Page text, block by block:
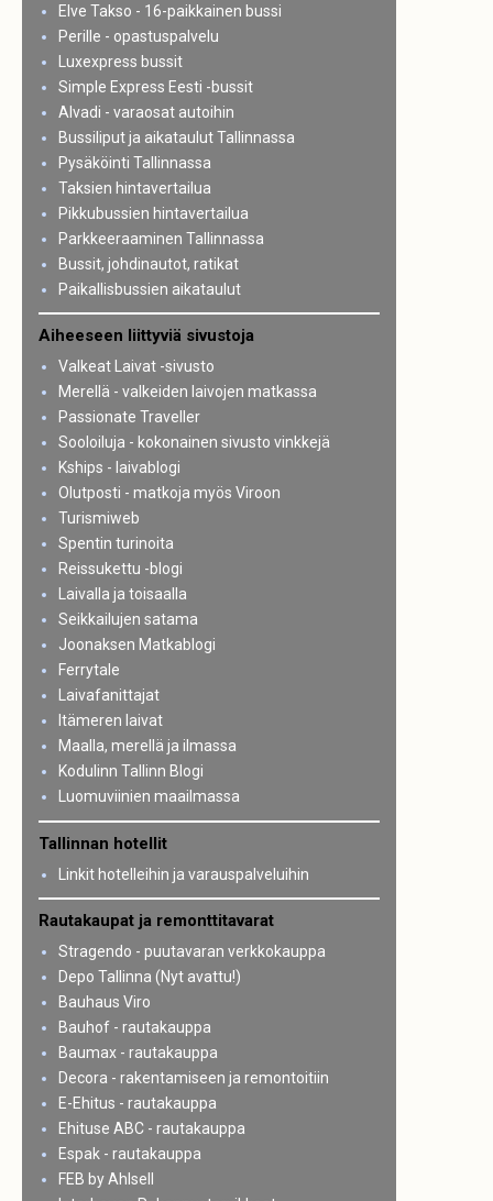
Elve Takso - 16-paikkainen bussi
Perille - opastuspalvelu
Luxexpress bussit
Simple Express Eesti -bussit
Alvadi - varaosat autoihin
Bussiliput ja aikataulut Tallinnassa
Pysäköinti Tallinnassa
Taksien hintavertailua
Pikkubussien hintavertailua
Parkkeeraaminen Tallinnassa
Bussit, johdinautot, ratikat
Paikallisbussien aikataulut
Aiheeseen liittyviä sivustoja
Valkeat Laivat -sivusto
Merellä - valkeiden laivojen matkassa
Passionate Traveller
Sooloiluja - kokonainen sivusto vinkkejä
Kships - laivablogi
Olutposti - matkoja myös Viroon
Turismiweb
Spentin turinoita
Reissukettu -blogi
Laivalla ja toisaalla
Seikkailujen satama
Joonaksen Matkablogi
Ferrytale
Laivafanittajat
Itämeren laivat
Maalla, merellä ja ilmassa
Kodulinn Tallinn Blogi
Luomuviinien maailmassa
Tallinnan hotellit
Linkit hotelleihin ja varauspalveluihin
Rautakaupat ja remonttitavarat
Stragendo - puutavaran verkkokauppa
Depo Tallinna (Nyt avattu!)
Bauhaus Viro
Bauhof - rautakauppa
Baumax - rautakauppa
Decora - rakentamiseen ja remontoitiin
E-Ehitus - rautakauppa
Ehituse ABC - rautakauppa
Espak - rautakauppa
FEB by Ahlsell